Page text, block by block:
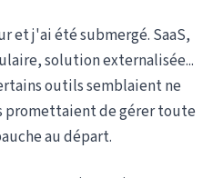
et j'ai été submergé. SaaS,
solution externalisée...
outils semblaient ne
promettaient de gérer toute
au départ.